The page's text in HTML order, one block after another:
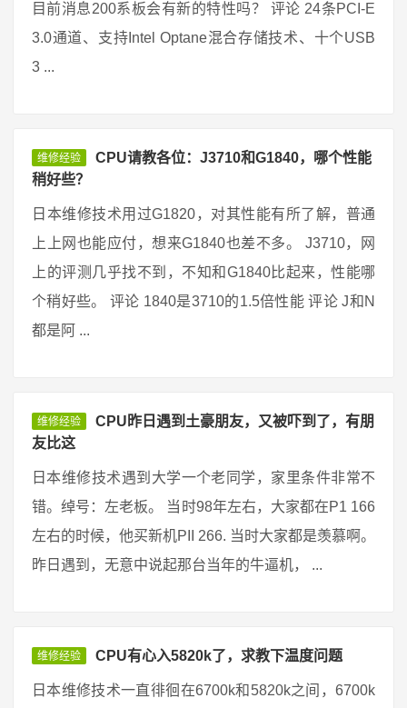
目前消息200系板会有新的特性吗？ 评论 24条PCI-E
3.0通道、支持Intel Optane混合存储技术、十个USB
3 ...
维修经验
CPU请教各位：J3710和G1840，哪个性能
稍好些？
日本维修技术用过G1820，对其性能有所了解，普通
上上网也能应付，想来G1840也差不多。 J3710，网
上的评测几乎找不到，不知和G1840比起来，性能哪
个稍好些。 评论 1840是3710的1.5倍性能 评论 J和N
都是阿 ...
维修经验
CPU昨日遇到土豪朋友，又被吓到了，有朋
友比这
日本维修技术遇到大学一个老同学，家里条件非常不
错。绰号：左老板。 当时98年左右，大家都在P1 166
左右的时候，他买新机PII 266. 当时大家都是羡慕啊。
昨日遇到，无意中说起那台当年的牛逼机， ...
维修经验 CPU有心入5820k了，求教下温度问题
日本维修技术一直徘徊在6700k和5820k之间，6700k